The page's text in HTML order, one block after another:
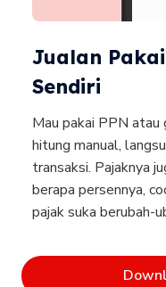
Jualan
Sendiri
Mau pakai PPN
hitung manual,
transaksi. Pajaknya
berapa persennya,
pajak suka berubah-